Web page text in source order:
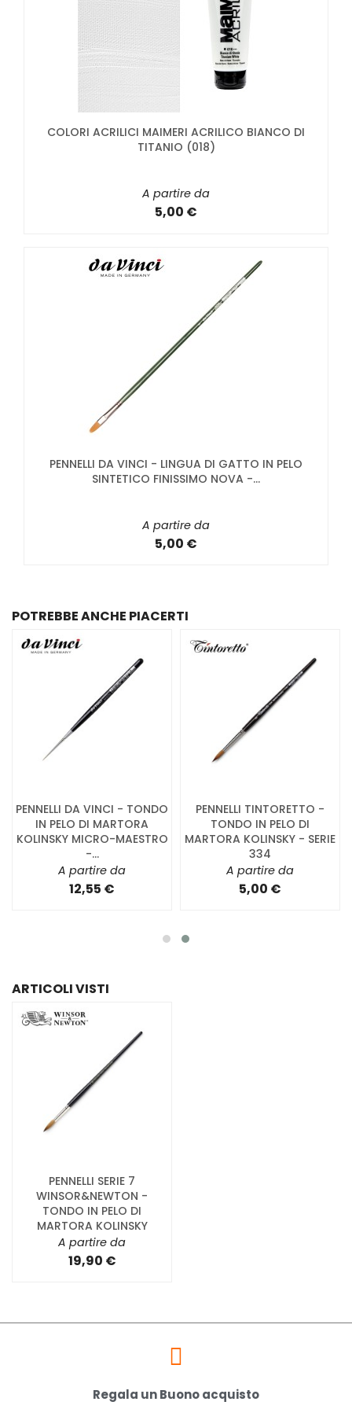
COLORI ACRILICI MAIMERI ACRILICO BIANCO DI
TITANIO (018)
A partire da
5,00 €
PENNELLI DA VINCI - LINGUA DI GATTO IN PELO
SINTETICO FINISSIMO NOVA -...
A partire da
5,00 €
POTREBBE ANCHE PIACERTI
PENNELLI DA VINCI - TONDO
IN PELO DI MARTORA
KOLINSKY MICRO-MAESTRO
-...
A partire da
12,55 €
PENNELLI TINTORETTO -
TONDO IN PELO DI
MARTORA KOLINSKY - SERIE
334
A partire da
5,00 €
ARTICOLI VISTI
PENNELLI SERIE 7
WINSOR&NEWTON -
TONDO IN PELO DI
MARTORA KOLINSKY
A partire da
19,90 €
Regala un Buono acquisto